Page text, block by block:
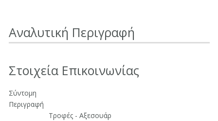
Αναλυτική Περιγραφή
Στοιχεία Επικοινωνίας
Σύντομη
Περιγραφή
Τροφές - Αξεσουάρ